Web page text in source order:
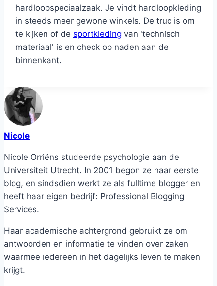
hardloopspeciaalzaak. Je vindt hardloopkleding
in steeds meer gewone winkels. De truc is om
te kijken of de sportkleding van 'technisch
materiaal' is en check op naden aan de
binnenkant.
Nicole
Nicole Orriëns studeerde psychologie aan de
Universiteit Utrecht. In 2001 begon ze haar eerste
blog, en sindsdien werkt ze als fulltime blogger en
heeft haar eigen bedrijf: Professional Blogging
Services.
Haar academische achtergrond gebruikt ze om
antwoorden en informatie te vinden over zaken
waarmee iedereen in het dagelijks leven te maken
krijgt.